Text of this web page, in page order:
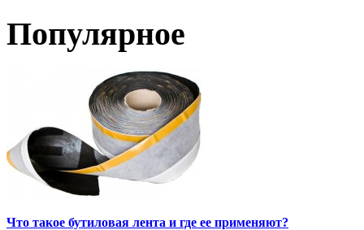
Популярное
Что такое бутиловая лента и где ее применяют?